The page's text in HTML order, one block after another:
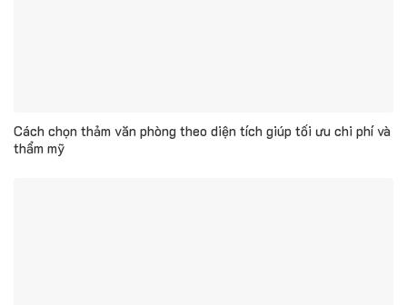
Cách chọn thảm văn phòng theo diện tích giúp tối ưu chi phí và
thẩm mỹ